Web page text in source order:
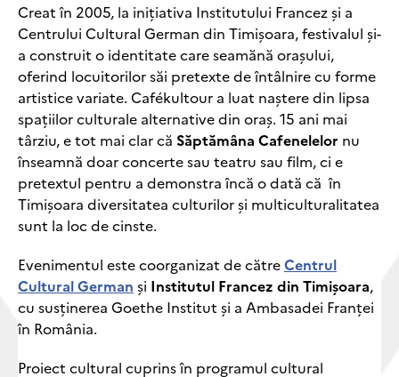
Creat în 2005, la inițiativa Institutului Francez și a
Centrului Cultural German din Timișoara, festivalul și-
a construit o identitate care seamănă orașului,
oferind locuitorilor săi pretexte de întâlnire cu forme
artistice variate. Cafékultour a luat naștere din lipsa
spațiilor culturale alternative din oraș. 15 ani mai
târziu, e tot mai clar că Săptămâna Cafenelelor nu
înseamnă doar concerte sau teatru sau film, ci e
pretextul pentru a demonstra încă o dată că în
Timișoara diversitatea culturilor și multiculturalitatea
sunt la loc de cinste.
Evenimentul este coorganizat de cătreCentrul
Cultural German și Institutul Francez din Timișoara,
cu susținerea Goethe Institut și a Ambasadei Franței
în România.
Proiect cultural cuprins în programul cultural